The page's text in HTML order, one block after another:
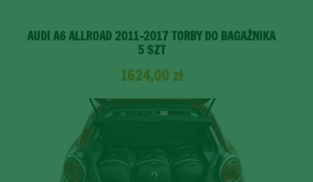
AUDI A6 ALLROAD 2011-2017 TORBY DO BAGAŻNIKA
5 SZT
1624,00 zł